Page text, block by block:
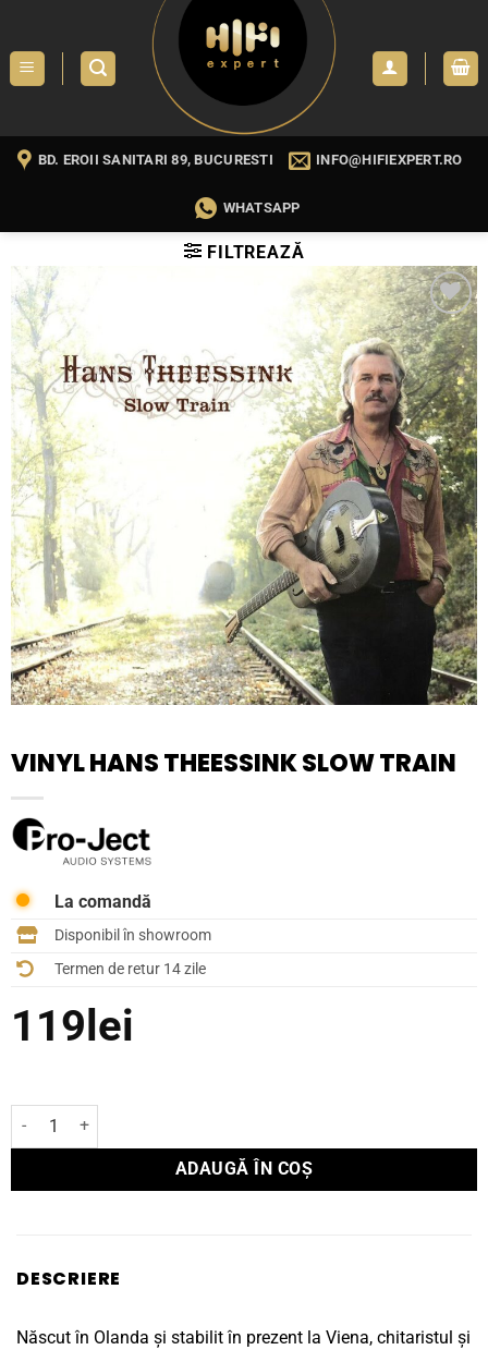
content
BD. EROII SANITARI 89, BUCURESTI INFO@HIFIEXPERT.RO
WHATSAPP
FILTREAZĂ
WISHLIST
VINYL HANS THEESSINK SLOW TRAIN
La comandă
Disponibil în showroom
Termen de retur 14 zile
119lei
Cantitate Vinyl Hans Theessink Slow Train
ADAUGĂ ÎN COȘ
DESCRIERE
Născut în Olanda și stabilit în prezent la Viena, chitaristul și